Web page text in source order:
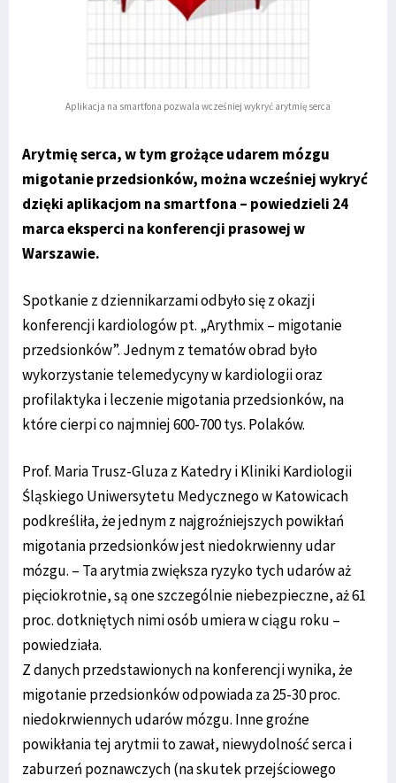
Aplikacja na smartfona pozwala wcześniej wykryć arytmię serca
Arytmię serca, w tym grożące udarem mózgu
migotanie przedsionków, można wcześniej wykryć
dzięki aplikacjom na smartfona – powiedzieli 24
marca eksperci na konferencji prasowej w
Warszawie.
Spotkanie z dziennikarzami odbyło się z okazji
konferencji kardiologów pt. „Arythmix – migotanie
przedsionków”. Jednym z tematów obrad było
wykorzystanie telemedycyny w kardiologii oraz
profilaktyka i leczenie migotania przedsionków, na
które cierpi co najmniej 600-700 tys. Polaków.
Prof. Maria Trusz-Gluza z Katedry i Kliniki Kardiologii
Śląskiego Uniwersytetu Medycznego w Katowicach
podkreśliła, że jednym z najgroźniejszych powikłań
migotania przedsionków jest niedokrwienny udar
mózgu. – Ta arytmia zwiększa ryzyko tych udarów aż
pięciokrotnie, są one szczególnie niebezpieczne, aż 61
proc. dotkniętych nimi osób umiera w ciągu roku –
powiedziała.
Z danych przedstawionych na konferencji wynika, że
migotanie przedsionków odpowiada za 25-30 proc.
niedokrwiennych udarów mózgu. Inne groźne
powikłania tej arytmii to zawał, niewydolność serca i
zaburzeń poznawczych (na skutek przejściowego